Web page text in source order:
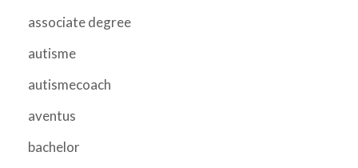
associate degree
autisme
autismecoach
aventus
bachelor